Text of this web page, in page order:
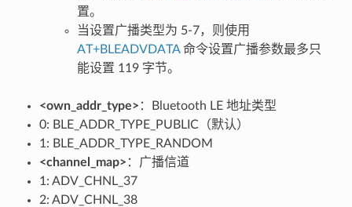
置。
当设置广播类型为 5-7，则使用
AT+BLEADVDATA命令设置广播参数最多只
能设置 119 字节。
<own_addr_type> ：Bluetooth LE 地址类型
0: BLE_ADDR_TYPE_PUBLIC（默认）
1: BLE_ADDR_TYPE_RANDOM
<channel_map> ：广播信道
1: ADV_CHNL_37
2: ADV_CHNL_38